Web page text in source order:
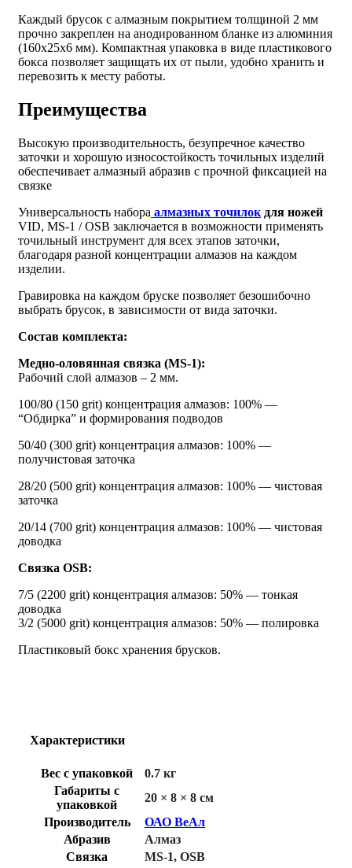
Каждый брусок с алмазным покрытием толщиной 2 мм
прочно закреплен на анодированном бланке из алюминия
(160х25х6 мм). Компактная упаковка в виде пластикового
бокса позволяет защищать их от пыли, удобно хранить и
перевозить к месту работы.
Преимущества
Высокую производительность, безупречное качество
заточки и хорошую износостойкость точильных изделий
обеспечивает алмазный абразив с прочной фиксацией на
связке
Универсальность набора алмазных точилок для ножей
VID, MS-1 / OSB заключается в возможности применять
точильный инструмент для всех этапов заточки,
благодаря разной концентрации алмазов на каждом
изделии.
Гравировка на каждом бруске позволяет безошибочно
выбрать брусок, в зависимости от вида заточки.
Состав комплекта:
Медно-оловянная связка (MS-1):
Рабочий слой алмазов – 2 мм.
100/80 (150 grit) концентрация алмазов: 100% —
“Обдирка” и формирования подводов
50/40 (300 grit) концентрация алмазов: 100% —
получистовая заточка
28/20 (500 grit) концентрация алмазов: 100% — чистовая
заточка
20/14 (700 grit) концентрация алмазов: 100% — чистовая
доводка
Связка OSB:
7/5 (2200 grit) концентрация алмазов: 50% — тонкая
доводка
3/2 (5000 grit) концентрация алмазов: 50% — полировка
Пластиковый бокс хранения брусков.
Характеристики
Вес с упаковкой
0.7 кг
Габариты с
упаковкой
20 × 8 × 8 см
Производитель
ОАО ВеАл
Абразив
Алмаз
Связка
MS-1, OSB